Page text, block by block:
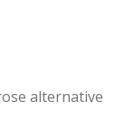
alternative